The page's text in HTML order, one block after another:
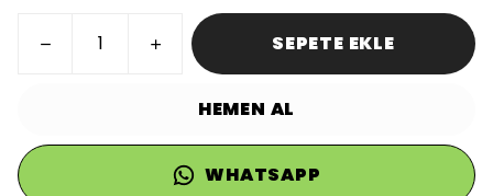
SEPETE EKLE
HEMEN AL
WHATSAPP